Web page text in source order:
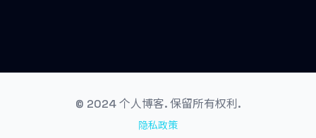
© 2024 个人博客. 保留所有权利.
隐私政策